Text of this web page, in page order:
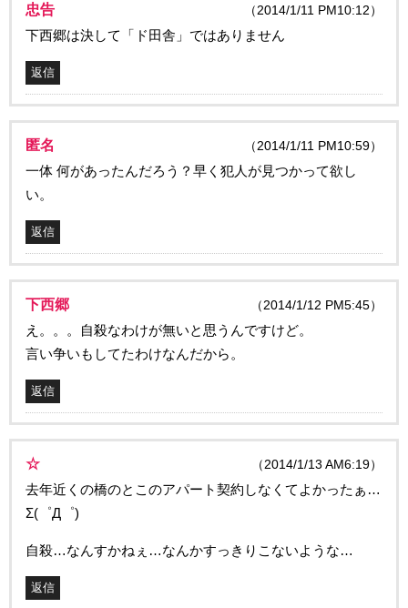
忠告 （2014/1/11 PM10:12）
下西郷は決して「ド田舎」ではありません
返信
匿名 （2014/1/11 PM10:59）
一体 何があったんだろう？早く犯人が見つかって欲し
い。
返信
下西郷 （2014/1/12 PM5:45）
え。。。自殺なわけが無いと思うんですけど。
言い争いもしてたわけなんだから。
返信
☆ （2014/1/13 AM6:19）
去年近くの橋のとこのアパート契約しなくてよかったぁ…
Σ(゜Д゜)
自殺…なんすかねぇ…なんかすっきりこないような…
返信